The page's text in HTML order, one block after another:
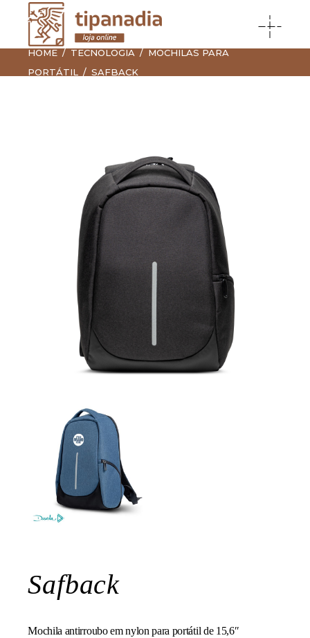
HOME TECNOLOGIA
MOCHILAS PARA
PORTÁTIL
SAFBACK
Safback
Mochila antirroubo em nylon para portátil de 15,6″